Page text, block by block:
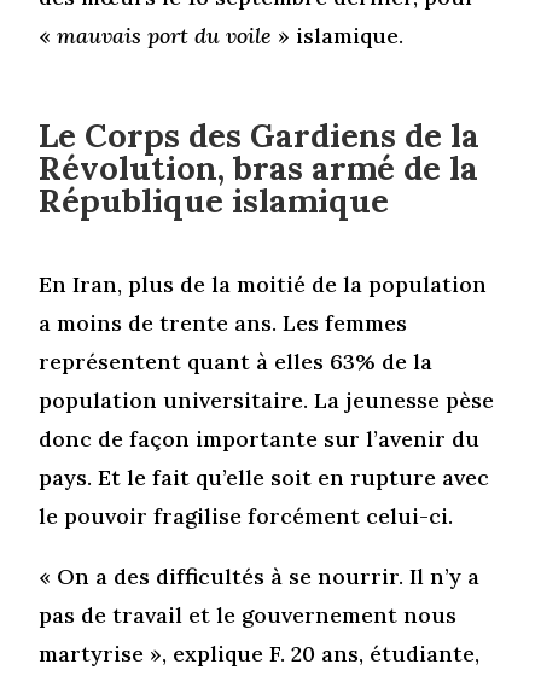
«mauvais port du voile » islamique.
Le Corps des Gardiens de la
Révolution, bras armé de la
République islamique
En Iran, plus de la moitié de la population
a moins de trente ans. Les femmes
représentent quant à elles 63% de la
population universitaire. La jeunesse pèse
donc de façon importante sur l’avenir du
pays. Et le fait qu’elle soit en rupture avec
le pouvoir fragilise forcément celui-ci.
« On a des difficultés à se nourrir. Il n’y a
pas de travail et le gouvernement nous
martyrise », explique F. 20 ans, étudiante,